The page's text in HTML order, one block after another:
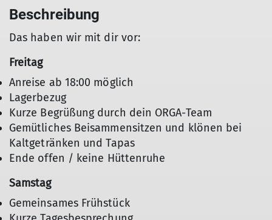
Beschreibung
Das haben wir mit dir vor:
Freitag
Anreise ab 18:00 möglich
Lagerbezug
Kurze Begrüßung durch dein ORGA-Team
Gemütliches Beisammensitzen und klönen bei
Kaltgetränken und Tapas
Ende offen / keine Hüttenruhe
Samstag
Gemeinsames Frühstück